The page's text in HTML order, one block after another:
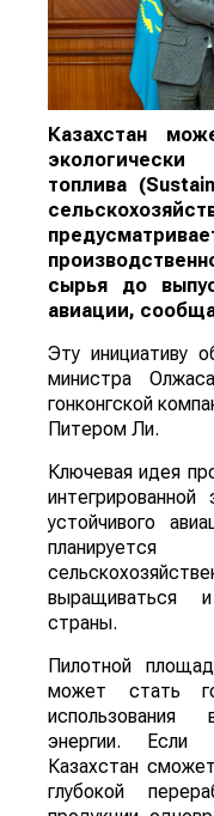
Казахстан
топлива
сырья до
авиации,
Эту инициативу
министра
гонконгской
Питером Ли.
Ключевая идея
устойчивого
выращиваться
страны.
Пилотной
может стать
использования
энергии. Если
Казахстан
глубокой